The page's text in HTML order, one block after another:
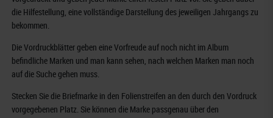
die Hilfestellung, eine vollständige Darstellung des jeweiligen Jahrgangs zu
bekommen.
Die Vordruckblätter geben eine Vorfreude auf noch nicht im Album
befindliche Marken und man kann sehen, nach welchen Marken man noch
auf die Suche gehen muss.
Stecken Sie die Briefmarke in den Folienstreifen an den durch den Vordruck
vorgegebenen Platz. Sie können die Marke passgenau über den